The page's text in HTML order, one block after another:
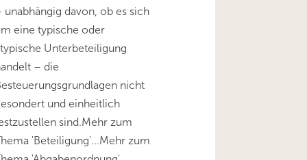
unabhängig davon, ob es sich
eine typische oder
Unterbeteiligung
– die
nicht
und einheitlich
sind.Mehr zum
'Beteiligung'...Mehr zum